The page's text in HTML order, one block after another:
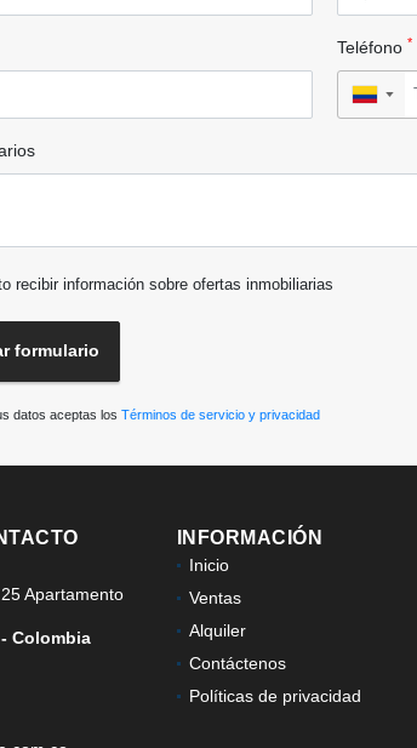
Teléfono *
▼
recibir información sobre ofertas inmobiliarias
formulario
datos aceptas los Términos de servicio y privacidad
Apartamento
Colombia
INFORMACIÓN
Inicio
Ventas
Alquiler
Contáctenos
Políticas de privacidad